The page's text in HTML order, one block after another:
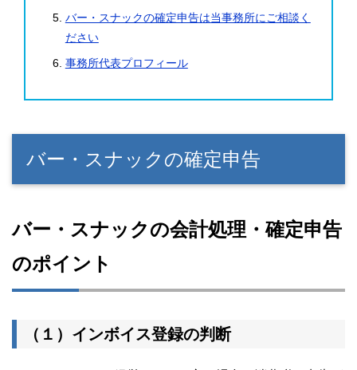
バー・スナックの確定申告は当事務所にご相談く
ださい
事務所代表プロフィール
バー・スナックの確定申告
バー・スナックの会計処理・確定申告
のポイント
（１）インボイス登録の判断